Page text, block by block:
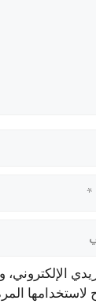
الإلكتروني،